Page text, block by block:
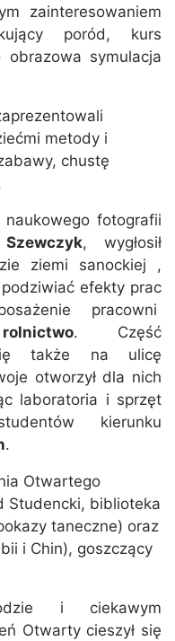
zainteresowaniem
poród, kurs
symulacja
metody i
chustę
naukowego fotografii
, wygłosił
ziemi sanockiej ,
efekty prac
pracowni
rolnictwo. Część
także na ulicę
otworzył dla nich
laboratoria i sprzęt
kierunku
.
Otwartego
Studencki, biblioteka
taneczne) oraz
i Chin), goszczący
i ciekawym
Otwarty cieszył się